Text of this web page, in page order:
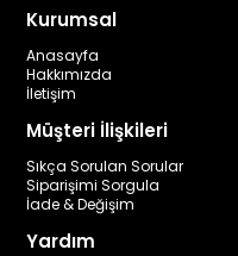
Kurumsal
Anasayfa
Hakkımızda
İletişim
Müşteri İlişkileri
Sıkça Sorulan Sorular
Siparişimi Sorgula
İade & Değişim
Yardım